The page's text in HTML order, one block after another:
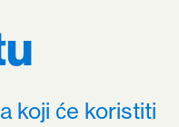
koji će koristiti